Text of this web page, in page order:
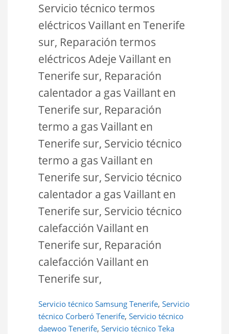
Servicio técnico termos
eléctricos Vaillant en Tenerife
sur, Reparación termos
eléctricos Adeje Vaillant en
Tenerife sur, Reparación
calentador a gas Vaillant en
Tenerife sur, Reparación
termo a gas Vaillant en
Tenerife sur, Servicio técnico
termo a gas Vaillant en
Tenerife sur, Servicio técnico
calentador a gas Vaillant en
Tenerife sur, Servicio técnico
calefacción Vaillant en
Tenerife sur, Reparación
calefacción Vaillant en
Tenerife sur,
Servicio técnico Samsung Tenerife, Servicio
técnico Corberó Tenerife, Servicio técnico
daewoo Tenerife, Servicio técnico Teka